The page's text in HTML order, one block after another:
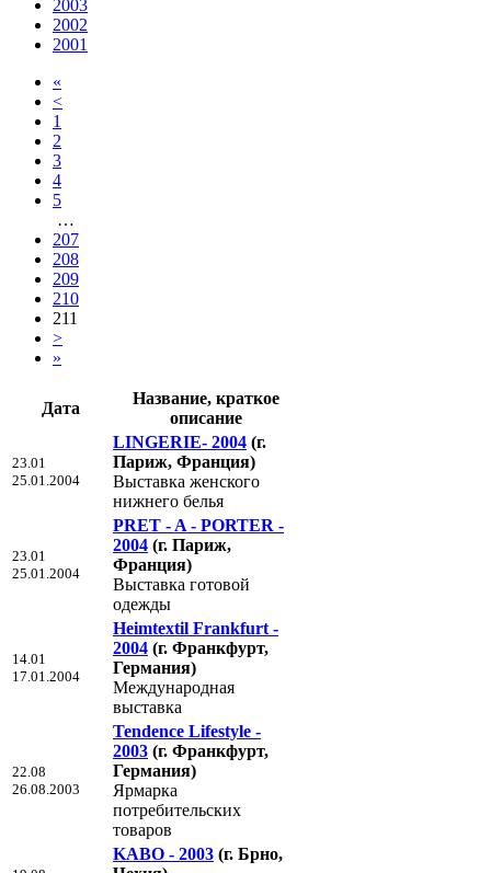
2003
2002
2001
«
<
1
2
3
4
5
…
207
208
209
210
211
>
»
Дата
Название, краткое
описание
23.01
25.01.2004
LINGERIE- 2004 (г.
Париж, Франция)
Выставка женского
нижнего белья
23.01
25.01.2004
PRET - A - PORTER -
2004 (г. Париж,
Франция)
Выставка готовой
одежды
14.01
17.01.2004
Heimtextil Frankfurt -
2004 (г. Франкфурт,
Германия)
Международная
выставка
22.08
26.08.2003
Tendence Lifestyle -
2003 (г. Франкфурт,
Германия)
Ярмарка
потребительских
товаров
KABO - 2003 (г. Брно,